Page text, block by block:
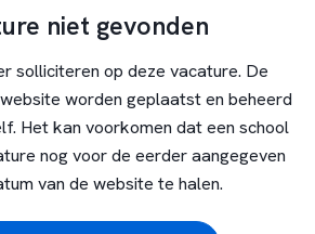
niet gevonden
solliciteren op deze vacature. De
worden geplaatst en beheerd
Het kan voorkomen dat een school
nog voor de eerder aangegeven
van de website te halen.